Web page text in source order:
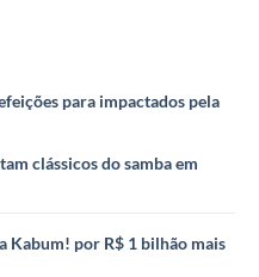
para impactados pela
clássicos do samba em
Kabum! por R$ 1 bilhão mais